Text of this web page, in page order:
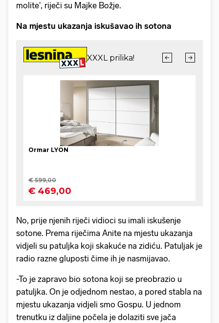
molite', riječi su Majke Božje.
Na mjestu ukazanja iskušavao ih sotona
No, prije njenih riječi vidioci su imali iskušenje
sotone. Prema riječima Anite na mjestu ukazanja
vidjeli su patuljka koji skakuće na zidiću. Patuljak je
radio razne gluposti čime ih je nasmijavao.
-To je zapravo bio sotona koji se preobrazio u
patuljka. On je odjednom nestao, a pored stabla na
mjestu ukazanja vidjeli smo Gospu. U jednom
trenutku iz daljine počela je dolaziti sve jača